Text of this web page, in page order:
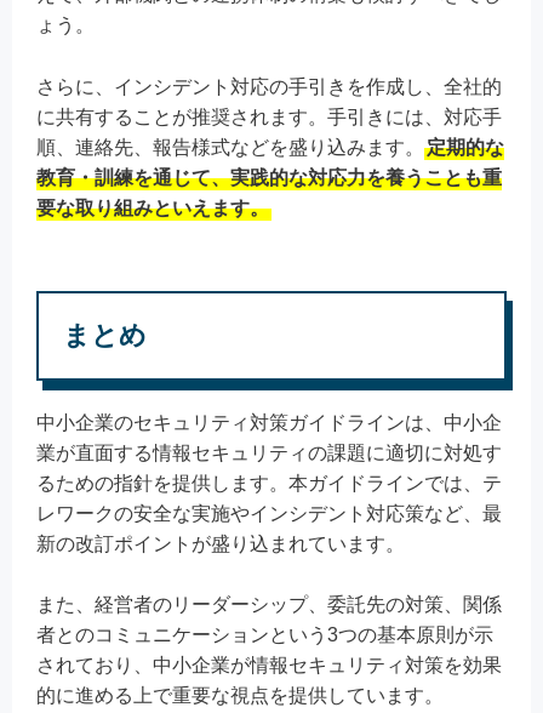
ょう。
さらに、インシデント対応の手引きを作成し、全社的
に共有することが推奨されます。手引きには、対応手
順、連絡先、報告様式などを盛り込みます。
定期的な
教育・訓練を通じて、実践的な対応力を養うことも重
要な取り組みといえます。
まとめ
中小企業のセキュリティ対策ガイドラインは、中小企
業が直面する情報セキュリティの課題に適切に対処す
るための指針を提供します。本ガイドラインでは、テ
レワークの安全な実施やインシデント対応策など、最
新の改訂ポイントが盛り込まれています。
また、経営者のリーダーシップ、委託先の対策、関係
者とのコミュニケーションという3つの基本原則が示
されており、中小企業が情報セキュリティ対策を効果
的に進める上で重要な視点を提供しています。